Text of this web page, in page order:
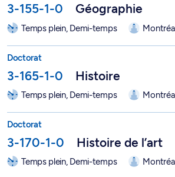
3-155-1-0 Géographie
Temps plein, Demi-temps
Doctorat
3-165-1-0 Histoire
Temps plein, Demi-temps
Doctorat
3-170-1-0 Histoire de l’art
Temps plein, Demi-temps